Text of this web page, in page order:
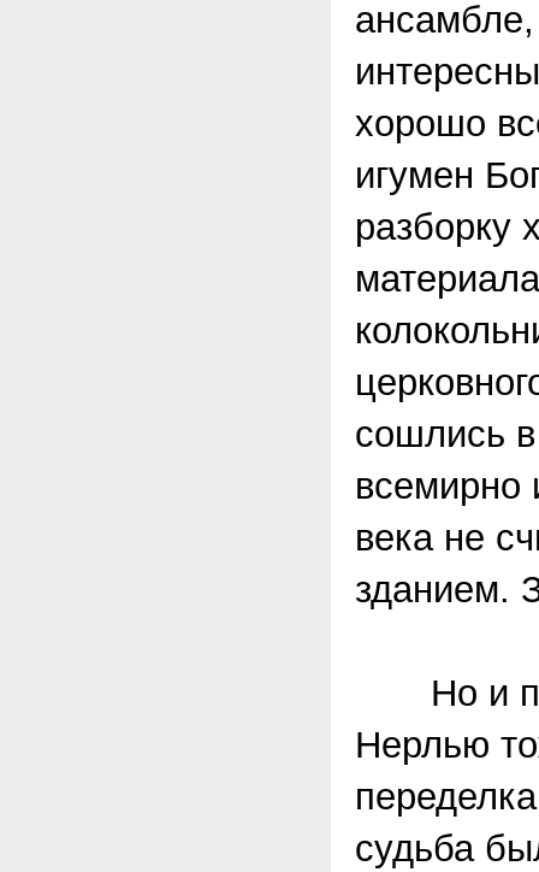
хорошо
игумен
разборку
сошлись
всемирно
века не
зданием.
Но и
Нерлью
судьба